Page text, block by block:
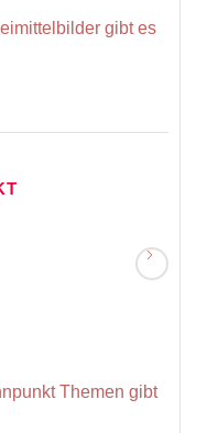
gibt es
Themen gibt